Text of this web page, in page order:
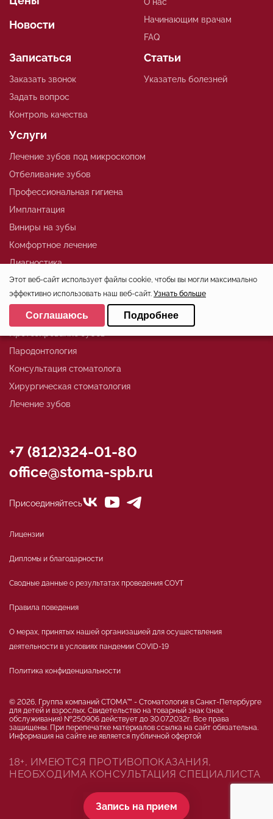
Запись на прием
Новости
Услуги
Лечение зубов под микроскопом
Отбеливание зубов
Профессиональная гигиена
Имплантация
Виниры на зубы
Комфортное лечение
Диагностика
Эстетическая стоматология
Детская стоматология
Ортодонтия
Протезирование зубов
Пародонтология
Консультация стоматолога
Хирургическая стоматология
Лечение зубов
О нас
Начинающим врачам
FAQ
Статьи
Указатель болезней
Записаться
Заказать звонок
Задать вопрос
Контроль качества
+7 (812)324-01-80
office@stoma-spb.ru
Присоединяйтесь
Лицензии
Дипломы и благодарности
Сводные данные о результатах проведения СОУТ
Правила поведения
О мерах, принятых нашей организацией для осуществления
деятельности в условиях пандемии COVID-19
Политика конфиденциальности
© 2026, Группа компаний СТОМА™ - Стоматология в Санкт-Петербурге
для детей и взрослых. Свидетельство на товарный знак (знак
обслуживания) №250906 действует до 30.07.2032г. Все права
защищены. При перепечатке материалов ссылка на сайт обязательна.
Информация на сайте не является публичной офертой
18+, ИМЕЮТСЯ ПРОТИВОПОКАЗАНИЯ,
НЕОБХОДИМА КОНСУЛЬТАЦИЯ СПЕЦИАЛИСТА
Этот веб-сайт использует файлы cookie, чтобы вы могли максимально
эффективно использовать наш веб-сайт. Узнать больше
Выберите настройки cookie
Минимальные
Соглашаюсь Подробнее